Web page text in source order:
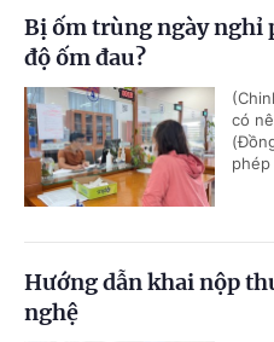
Bị ốm trùng ngày nghỉ
độ ốm đau?
có
Hướng dẫn khai nộp
nghệ